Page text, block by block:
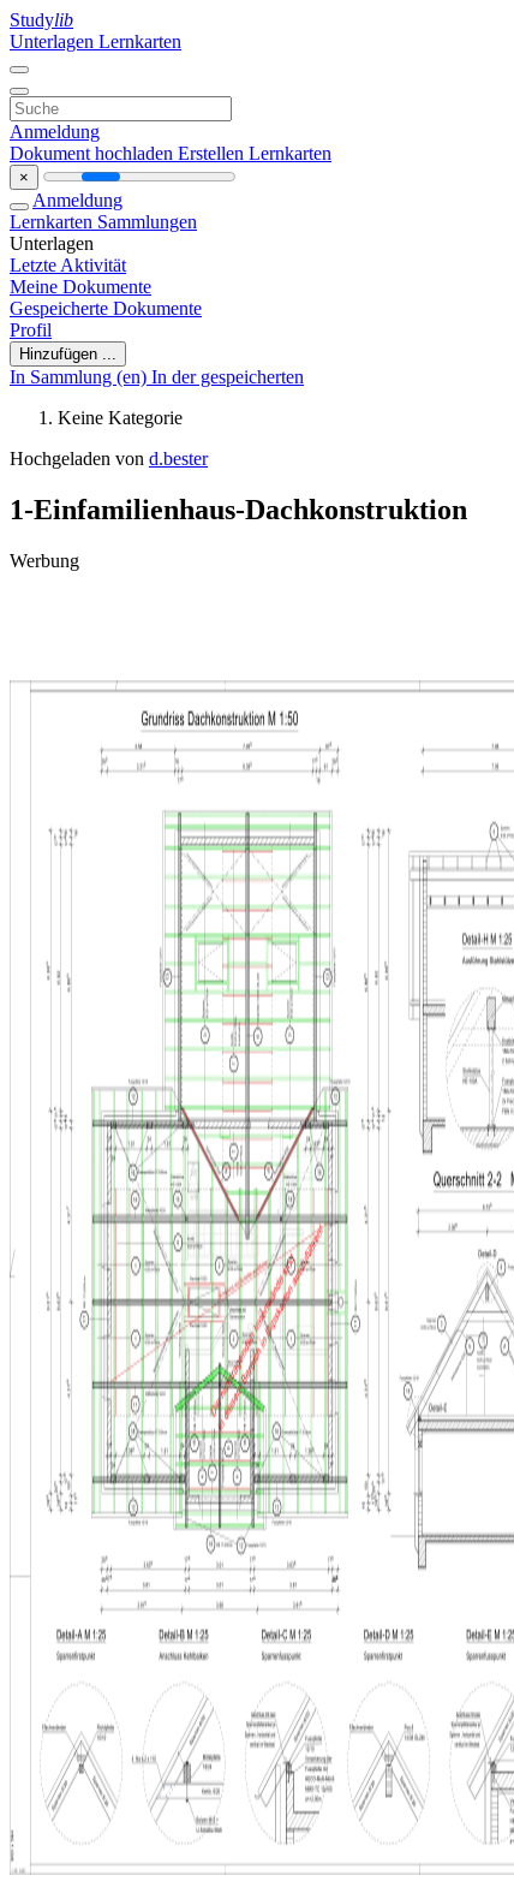
Studylib
Unterlagen Lernkarten
Anmeldung
Dokument hochladen Erstellen Lernkarten
×
Anmeldung
Lernkarten Sammlungen
Unterlagen
Letzte Aktivität
Meine Dokumente
Gespeicherte Dokumente
Profil
Hinzufügen ...
In Sammlung (en) In der gespeicherten
Keine Kategorie
Hochgeladen von d.bester
1-Einfamilienhaus-Dachkonstruktion
Werbung